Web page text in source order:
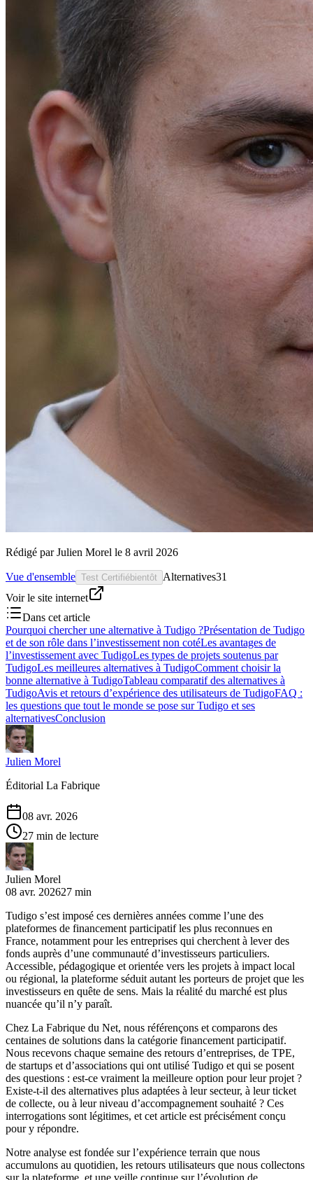
Rédigé par Julien Morel le 8 avril 2026
Vue d'ensemble Test Certifiébientôt Alternatives31
Voir le site internet
Dans cet article
Pourquoi chercher une alternative à Tudigo ?Présentation de Tudigo
et de son rôle dans l’investissement non cotéLes avantages de
l’investissement avec TudigoLes types de projets soutenus par
TudigoLes meilleures alternatives à TudigoComment choisir la
bonne alternative à TudigoTableau comparatif des alternatives à
TudigoAvis et retours d’expérience des utilisateurs de TudigoFAQ :
les questions que tout le monde se pose sur Tudigo et ses
alternativesConclusion
Julien Morel
Éditorial La Fabrique
08 avr. 2026
27 min de lecture
Julien Morel
08 avr. 202627 min
Tudigo s’est imposé ces dernières années comme l’une des
plateformes de financement participatif les plus reconnues en
France, notamment pour les entreprises qui cherchent à lever des
fonds auprès d’une communauté d’investisseurs particuliers.
Accessible, pédagogique et orientée vers les projets à impact local
ou régional, la plateforme séduit autant les porteurs de projet que les
investisseurs en quête de sens. Mais la réalité du marché est plus
nuancée qu’il n’y paraît.
Chez La Fabrique du Net, nous référençons et comparons des
centaines de solutions dans la catégorie financement participatif.
Nous recevons chaque semaine des retours d’entreprises, de TPE,
de startups et d’associations qui ont utilisé Tudigo et qui se posent
des questions : est-ce vraiment la meilleure option pour leur projet ?
Existe-t-il des alternatives plus adaptées à leur secteur, à leur ticket
de collecte, ou à leur niveau d’accompagnement souhaité ? Ces
interrogations sont légitimes, et cet article est précisément conçu
pour y répondre.
Notre analyse est fondée sur l’expérience terrain que nous
accumulons au quotidien, les retours utilisateurs que nous collectons
sur la plateforme, et une veille continue sur l’évolution de